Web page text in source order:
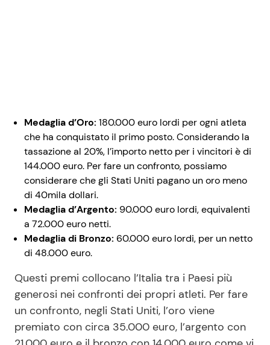
Medaglia d’Oro: 180.000 euro lordi per ogni atleta
che ha conquistato il primo posto. Considerando la
tassazione al 20%, l’importo netto per i vincitori è di
144.000 euro. Per fare un confronto, possiamo
considerare che gli Stati Uniti pagano un oro meno
di 40mila dollari.
Medaglia d’Argento: 90.000 euro lordi, equivalenti
a 72.000 euro netti.
Medaglia di Bronzo: 60.000 euro lordi, per un netto
di 48.000 euro.
Questi premi collocano l’Italia tra i Paesi più
generosi nei confronti dei propri atleti. Per fare
un confronto, negli Stati Uniti, l’oro viene
premiato con circa 35.000 euro, l’argento con